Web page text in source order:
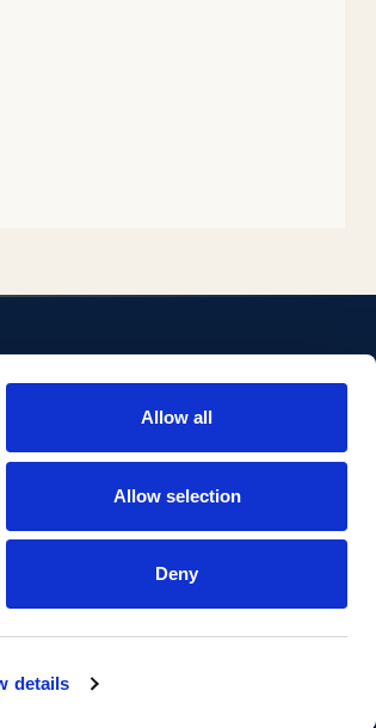
details
Allow all
Allow selection
Deny
Investigación Comillas